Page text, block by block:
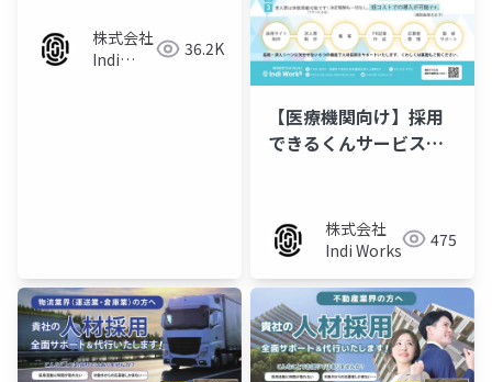
株式会社
Indi
36.2K
【医療機関向け】採用
できるくんサービス資
株式会社
Indi Works
475